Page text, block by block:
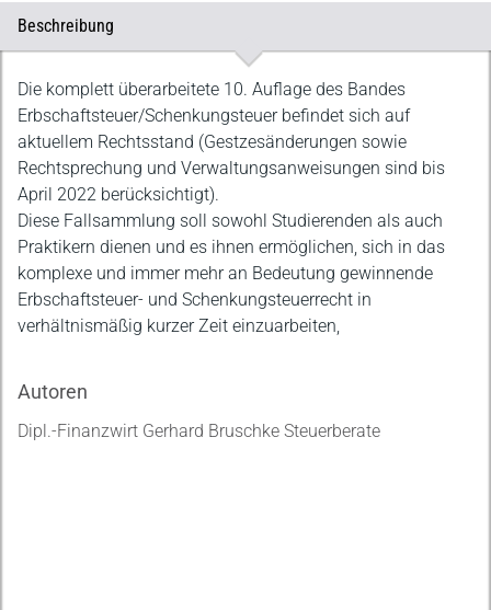
Beschreibung
Beschreibung
Die komplett überarbeitete 10. Auflage des Bandes
Erbschaftsteuer/Schenkungsteuer befindet sich auf
aktuellem Rechtsstand (Gestzesänderungen sowie
Rechtsprechung und Verwaltungsanweisungen sind bis
April 2022 berücksichtigt).
Diese Fallsammlung soll sowohl Studierenden als auch
Praktikern dienen und es ihnen ermöglichen, sich in das
komplexe und immer mehr an Bedeutung gewinnende
Erbschaftsteuer- und Schenkungsteuerrecht in
verhältnismäßig kurzer Zeit einzuarbeiten,
Autoren
Dipl.-Finanzwirt Gerhard Bruschke Steuerberate